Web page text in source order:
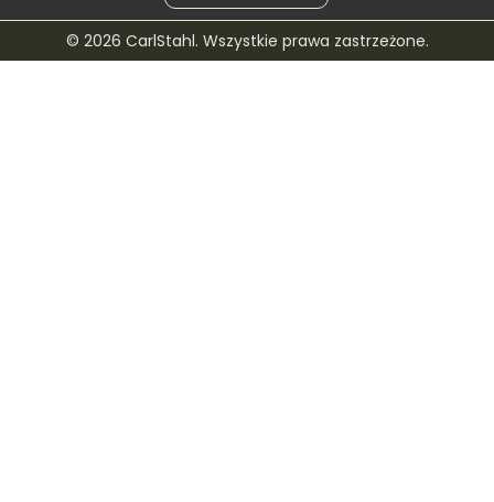
© 2026 CarlStahl. Wszystkie prawa zastrzeżone.